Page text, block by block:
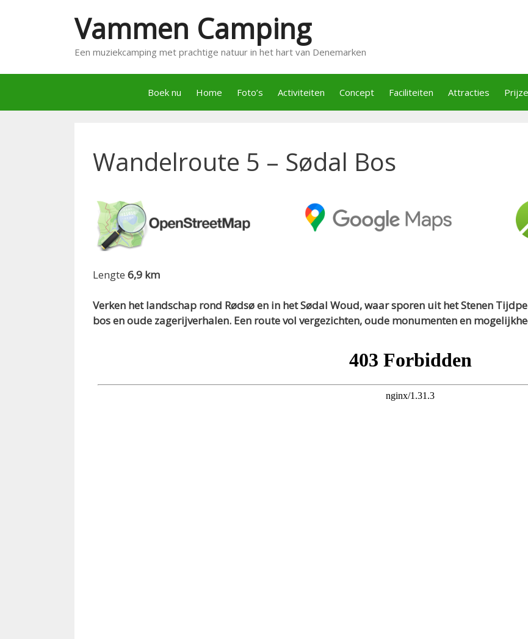
Vammen Camping
Een muziekcamping met prachtige natuur in het hart van Denemarken
Boek nu Home Foto’s Activiteiten Concept Faciliteiten Attracties
Wandelroute 5 – Sødal Bos
Lengte 6,9 km
Verken het landschap rond Rødsø en in het Sødal Woud, waar sporen uit het Stenen
bos en oude zagerijverhalen. Een route vol vergezichten, oude monumenten en